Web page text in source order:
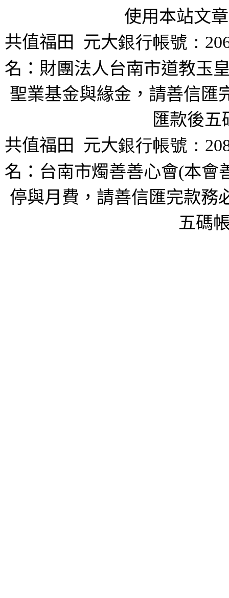
使用本站文
共值福田
元大銀行帳號：
名：財團法人台南市道教玉
聖業基金與緣金，請善信匯
匯款後五
共值福田
元大銀行帳號：
名：台南市燭善善心會(本會
停與月費，請善信匯完款務
五碼